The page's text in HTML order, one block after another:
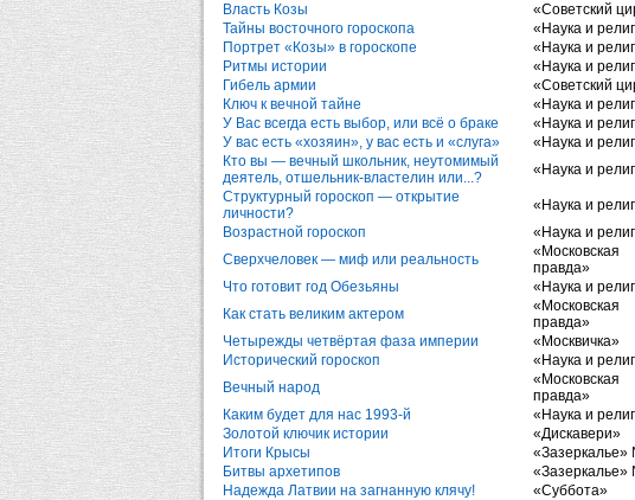
Власть Козы
«Советский
Тайны восточного гороскопа
«Наука и
Портрет «Козы» в гороскопе
«Наука и
Ритмы истории
«Наука и
Гибель армии
«Советский
Ключ к вечной тайне
«Наука и
У Вас всегда есть выбор, или всё о браке
«Наука и
У вас есть «хозяин», у вас есть и «слуга»
«Наука и
Кто вы — вечный школьник, неутомимый
деятель, отшельник-властелин или...?
«Наука и
Структурный гороскоп — открытие
личности?
«Наука и
Возрастной гороскоп
«Наука и
Сверхчеловек — миф или реальность
«Московская
правда»
Что готовит год Обезьяны
«Наука и
Как стать великим актером
«Московская
правда»
Четырежды четвёртая фаза империи
«Москвичка»
Исторический гороскоп
«Наука и
Вечный народ
«Московская
правда»
Каким будет для нас 1993-й
«Наука и
Золотой ключик истории
«Дискавери»
Итоги Крысы
Битвы архетипов
Надежда Латвии на загнанную клячу!
«Суббота»